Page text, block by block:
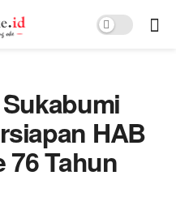
HAB
76 Tahun